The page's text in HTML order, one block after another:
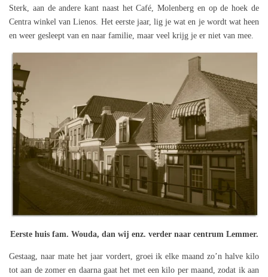
Sterk, aan de andere kant naast het Café, Molenberg en op de hoek de
Centra winkel van Lienos. Het eerste jaar, lig je wat en je wordt wat heen
en weer gesleept van en naar familie, maar veel krijg je er niet van mee.
Eerste huis fam. Wouda, dan wij enz. verder naar centrum Lemmer.
Gestaag, naar mate het jaar vordert, groei ik elke maand zo’n halve kilo
tot aan de zomer en daarna gaat het met een kilo per maand, zodat ik aan